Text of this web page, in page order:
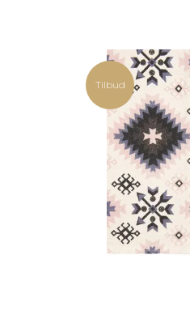
Tilbud